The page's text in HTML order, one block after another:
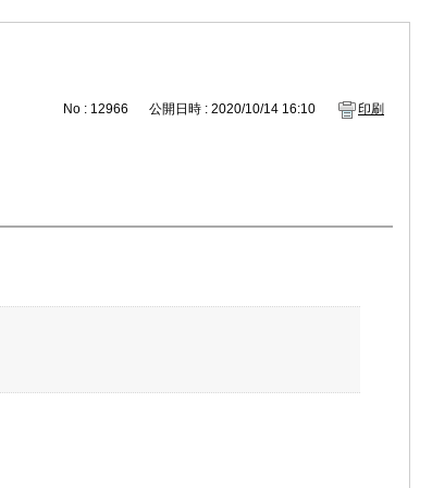
No : 12966 公開日時 : 2020/10/14 16:10 印刷